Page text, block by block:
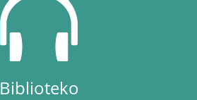
Biblioteko